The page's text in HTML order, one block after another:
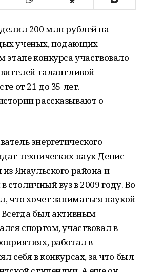
200 млн рублей на
ученых, подающих
конкурса участвовало
талантливой
от 21 до 35 лет.
рассказывают о
энергетического
технических наук Денис
Янаульского района и
столичный вуз в 2009 году. Во
что хочет заниматься наукой
был активным
спортом, участвовал в
работал в
себя в конкурсах, за что был